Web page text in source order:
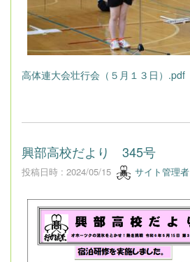
高体連大会壮行会（５月１３日）.pdf
興部高校だより 345号
投稿日時 : 2024/05/15 サイト管理者